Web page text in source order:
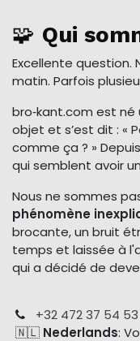
🧩 Qui
Excellente question.
matin. Parfois
bro‑kant.com est né
objet et s’est dit : «
comme ça ? »
qui semblent avoir
Nous ne sommes
phénomène
brocante, un bruit
temps et laissée à
qui a décidé de
+32 472 37 54 53
🇳🇱 Nederlands: